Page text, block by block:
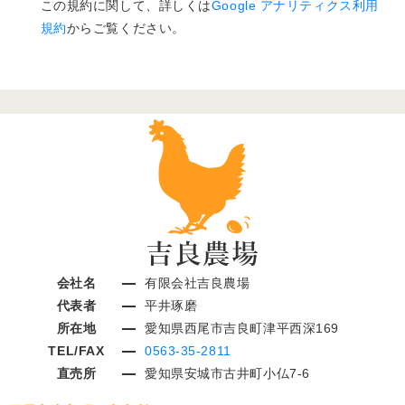
この規約に関して、詳しくはGoogle アナリティクス利用
規約からご覧ください。
会社名
有限会社吉良農場
代表者
平井琢磨
所在地
愛知県西尾市吉良町津平西深169
TEL/FAX
0563-35-2811
直売所
愛知県安城市古井町小仏7-6